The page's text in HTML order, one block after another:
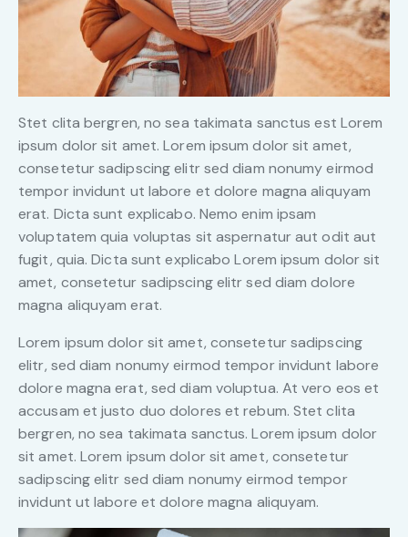
Stet clita bergren, no sea takimata sanctus est Lorem
ipsum dolor sit amet. Lorem ipsum dolor sit amet,
consetetur sadipscing elitr sed diam nonumy eirmod
tempor invidunt ut labore et dolore magna aliquyam
erat. Dicta sunt explicabo. Nemo enim ipsam
voluptatem quia voluptas sit aspernatur aut odit aut
fugit, quia. Dicta sunt explicabo Lorem ipsum dolor sit
amet, consetetur sadipscing elitr sed diam dolore
magna aliquyam erat.
Lorem ipsum dolor sit amet, consetetur sadipscing
elitr, sed diam nonumy eirmod tempor invidunt labore
dolore magna erat, sed diam voluptua. At vero eos et
accusam et justo duo dolores et rebum. Stet clita
bergren, no sea takimata sanctus. Lorem ipsum dolor
sit amet. Lorem ipsum dolor sit amet, consetetur
sadipscing elitr sed diam nonumy eirmod tempor
invidunt ut labore et dolore magna aliquyam.